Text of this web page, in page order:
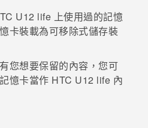
U12 life 上使用過的記憶
卡裝載為可移除式儲存裝
您想要保留的內容，您可
憶卡當作 HTC U12 life 內